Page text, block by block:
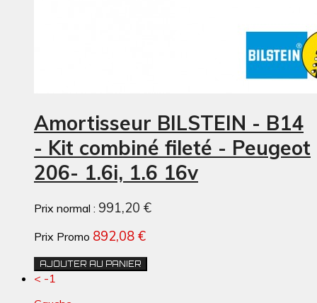
Amortisseur BILSTEIN - B14
- Kit combiné fileté - Peugeot
206- 1.6i, 1.6 16v
Prix normal : 991,20 €
Prix Promo 892,08 €
AJOUTER AU PANIER
< -1